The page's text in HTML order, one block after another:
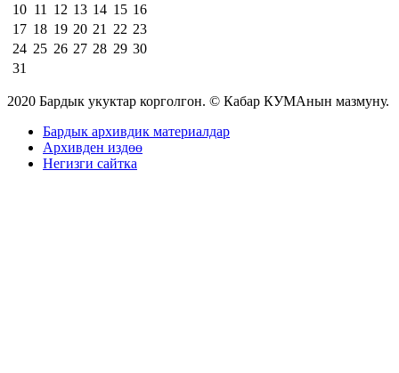
10 11 12 13 14 15 16
17 18 19 20 21 22 23
24 25 26 27 28 29 30
31
2020 Бардык укуктар корголгон. © Кабар КУМАнын мазмуну.
Бардык архивдик материалдар
Архивден издөө
Негизги сайтка